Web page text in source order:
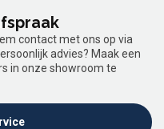
contact met ons op via
advies? Maak een
in onze showroom te